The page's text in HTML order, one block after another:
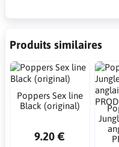
Produits similaires
Poppers Sex line
Black (original)
9.20 €